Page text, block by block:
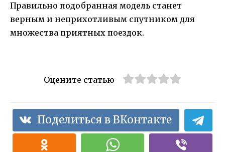
Правильно подобранная модель станет
верным и неприхотливым спутником для
множества приятных поездок.
Оцените статью
Поделиться в ВКонтакте